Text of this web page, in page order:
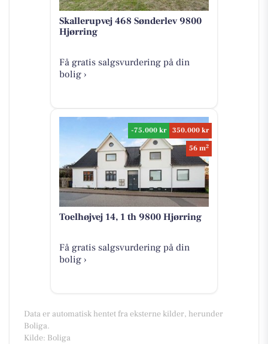
Skallerupvej 468 Sønderlev 9800
Hjørring
Få gratis salgsvurdering på din
bolig ›
-75.000 kr
350.000 kr
56 m2
Toelhøjvej 14, 1 th 9800 Hjørring
Få gratis salgsvurdering på din
bolig ›
Data er automatisk hentet fra eksterne kilder, herunder
Boliga.
Kilde: Boliga